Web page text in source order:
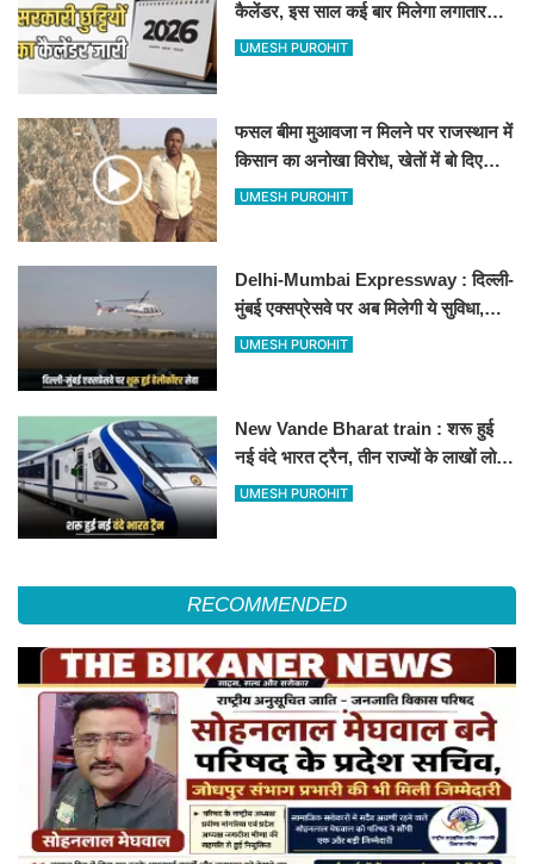
कैलेंडर, इस साल कई बार मिलेगा लगातार
अवकाश, देखें
UMESH PUROHIT
फसल बीमा मुआवजा न मिलने पर राजस्थान में
किसान का अनोखा विरोध, खेतों में बो दिए
500-500 रुपए के नोट, वीडियो वायरल
UMESH PUROHIT
Delhi-Mumbai Expressway : दिल्ली-
मुंबई एक्सप्रेसवे पर अब मिलेगी ये सुविधा,
हेलीकॉप्टर सर्विस से तुरंत घायल पहुंचेगा
UMESH PUROHIT
New Vande Bharat train : शरू हुई
नई वंदे भारत ट्रैन, तीन राज्यों के लाखों लोगों
का सफर होगा आसान, देखें पूरा रूटमैप
UMESH PUROHIT
RECOMMENDED